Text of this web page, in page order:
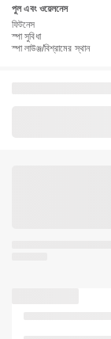
পুল এবং ওয়েলনেস
ফিটনেস
স্পা সুবিধা
স্পা লাউঞ্জ/বিশ্রামের স্থান